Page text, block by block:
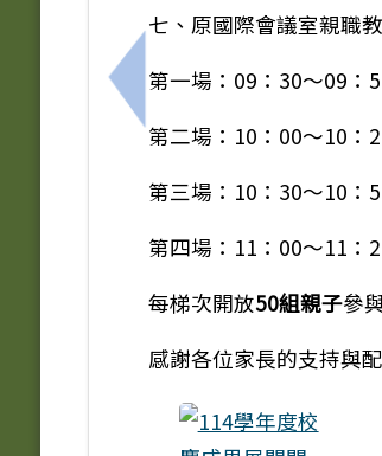
上一筆：「跨年級教學專業
七、原國際會議室親職
第一場：09：30～09：
第二場：10：00～10：
第三場：10：30～10：
第四場：11：00～11：
每梯次開放50組親子參
感謝各位家長的支持與